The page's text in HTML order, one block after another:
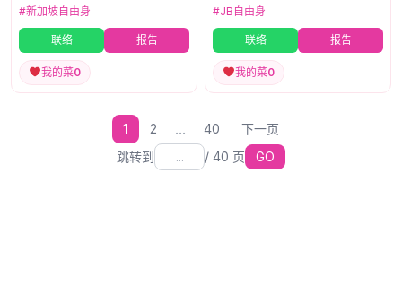
#新加坡自由身
联络 报告
我的菜0
#JB自由身
联络 报告
我的菜0
1 2 ... 40
下一页
跳转到
/ 40 页 GO